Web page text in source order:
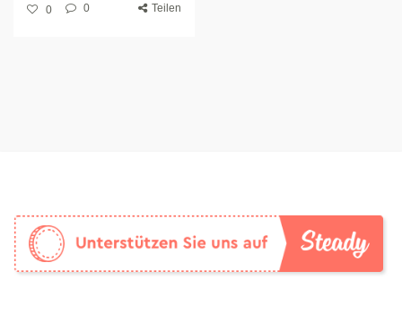
0 0 Teilen